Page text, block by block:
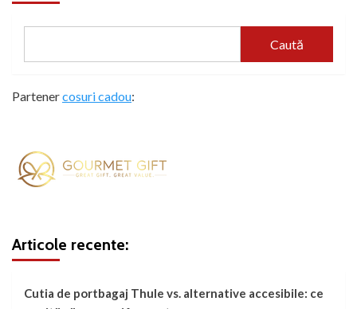
Caută
Partenercosuri cadou:
Articole recente:
Cutia de portbagaj Thule vs. alternative accesibile: ce